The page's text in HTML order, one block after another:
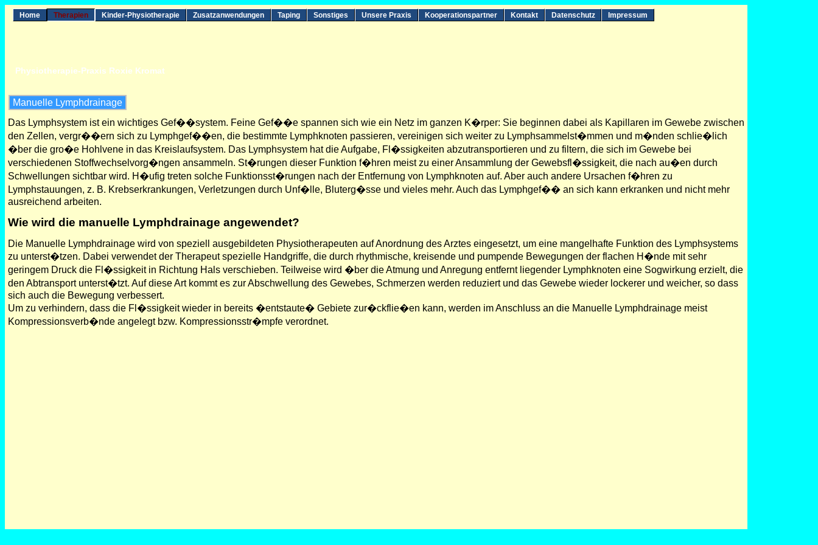
Home Therapien Kinder-Physiotherapie Zusatzanwendungen Taping Sonstiges Unsere Praxis Kooperationspartner Kontakt Datenschutz Impressum
Physiotherapie-Praxis Roxie Kromat
Manuelle Lymphdrainage
Das Lymphsystem ist ein wichtiges Gef��system. Feine Gef��e spannen sich wie ein Netz im ganzen K�rper: Sie beginnen dabei als Kapillaren im Gewebe zwischen
den Zellen, vergr��ern sich zu Lymphgef��en, die bestimmte Lymphknoten passieren, vereinigen sich weiter zu Lymphsammelst�mmen und m�nden schlie�lich
�ber die gro�e Hohlvene in das Kreislaufsystem. Das Lymphsystem hat die Aufgabe, Fl�ssigkeiten abzutransportieren und zu filtern, die sich im Gewebe bei
verschiedenen Stoffwechselvorg�ngen ansammeln. St�rungen dieser Funktion f�hren meist zu einer Ansammlung der Gewebsfl�ssigkeit, die nach au�en durch
Schwellungen sichtbar wird. H�ufig treten solche Funktionsst�rungen nach der Entfernung von Lymphknoten auf. Aber auch andere Ursachen f�hren zu
Lymphstauungen, z. B. Krebserkrankungen, Verletzungen durch Unf�lle, Bluterg�sse und vieles mehr. Auch das Lymphgef�� an sich kann erkranken und nicht mehr
ausreichend arbeiten.
Wie wird die manuelle Lymphdrainage angewendet?
Die Manuelle Lymphdrainage wird von speziell ausgebildeten Physiotherapeuten auf Anordnung des Arztes eingesetzt, um eine mangelhafte Funktion des Lymphsystems
zu unterst�tzen. Dabei verwendet der Therapeut spezielle Handgriffe, die durch rhythmische, kreisende und pumpende Bewegungen der flachen H�nde mit sehr
geringem Druck die Fl�ssigkeit in Richtung Hals verschieben. Teilweise wird �ber die Atmung und Anregung entfernt liegender Lymphknoten eine Sogwirkung erzielt, die
den Abtransport unterst�tzt. Auf diese Art kommt es zur Abschwellung des Gewebes, Schmerzen werden reduziert und das Gewebe wieder lockerer und weicher, so dass
sich auch die Bewegung verbessert.
Um zu verhindern, dass die Fl�ssigkeit wieder in bereits �entstaute� Gebiete zur�ckflie�en kann, werden im Anschluss an die Manuelle Lymphdrainage meist
Kompressionsverb�nde angelegt bzw. Kompressionsstr�mpfe verordnet.